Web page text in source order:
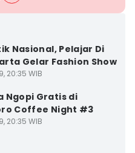
Nasional, Pelajar Di
Gelar Fashion Show
20:35 WIB
Ngopi Gratis di
Coffee Night #3
20:35 WIB